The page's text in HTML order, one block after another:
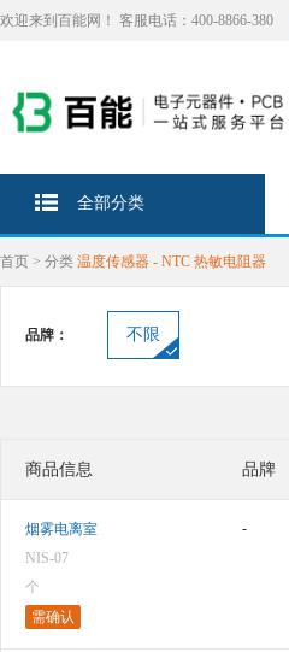
欢迎来到百能网！ 客服电话：400-8866-380
全部分类
首页 > 分类 温度传感器 - NTC 热敏电阻器
品牌： 不限
商品信息 品牌
烟雾电离室
NIS-07
个
需确认
-